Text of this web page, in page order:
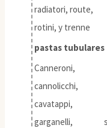
radiatori, route,
rotini, y trenne
pastas tubulares
Canneroni,
cannolicchi,
cavatappi,
garganelli,